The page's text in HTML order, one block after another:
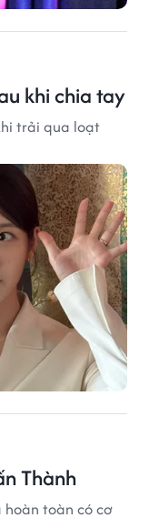
khi chia tay
trải qua loạt
Thành
hoàn toàn có cơ